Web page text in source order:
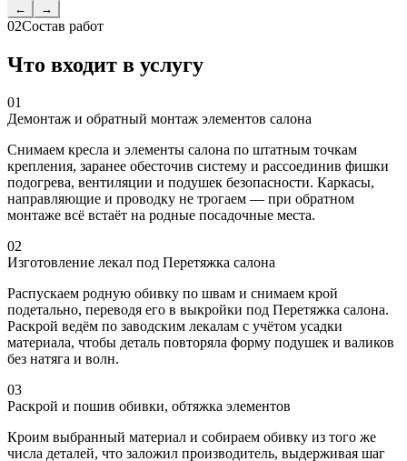
← →
02Состав работ
Что входит в услугу
01
Демонтаж и обратный монтаж элементов салона
Снимаем кресла и элементы салона по штатным точкам
крепления, заранее обесточив систему и рассоединив фишки
подогрева, вентиляции и подушек безопасности. Каркасы,
направляющие и проводку не трогаем — при обратном
монтаже всё встаёт на родные посадочные места.
02
Изготовление лекал под Перетяжка салона
Распускаем родную обивку по швам и снимаем крой
подетально, переводя его в выкройки под Перетяжка салона.
Раскрой ведём по заводским лекалам с учётом усадки
материала, чтобы деталь повторяла форму подушек и валиков
без натяга и волн.
03
Раскрой и пошив обивки, обтяжка элементов
Кроим выбранный материал и собираем обивку из того же
числа деталей, что заложил производитель, выдерживая шаг